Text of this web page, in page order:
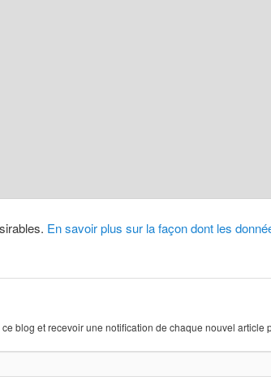
En savoir plus sur la façon dont les
blog et recevoir une notification de chaque nouvel article